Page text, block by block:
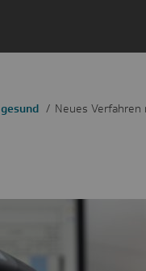
gesund Neues